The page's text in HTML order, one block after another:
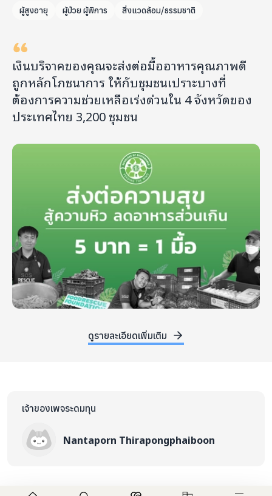
ผู้สูงอายุ ผู้ป่วย ผู้พิการ สิ่งแวดล้อม/ธรรมชาติ
เงินบริจาคของคุณจะส่งต่อมื้ออาหารคุณภาพดี
ถูกหลักโภชนาการ ให้กับชุมชนเปราะบางที่
ต้องการความช่วยเหลือเร่งด่วนใน 4 จังหวัดของ
ประเทศไทย 3,200 ชุมชน
ดูรายละเอียดเพิ่มเติม
เจ้าของเพจระดมทุน
Nantaporn Thirapongphaiboon